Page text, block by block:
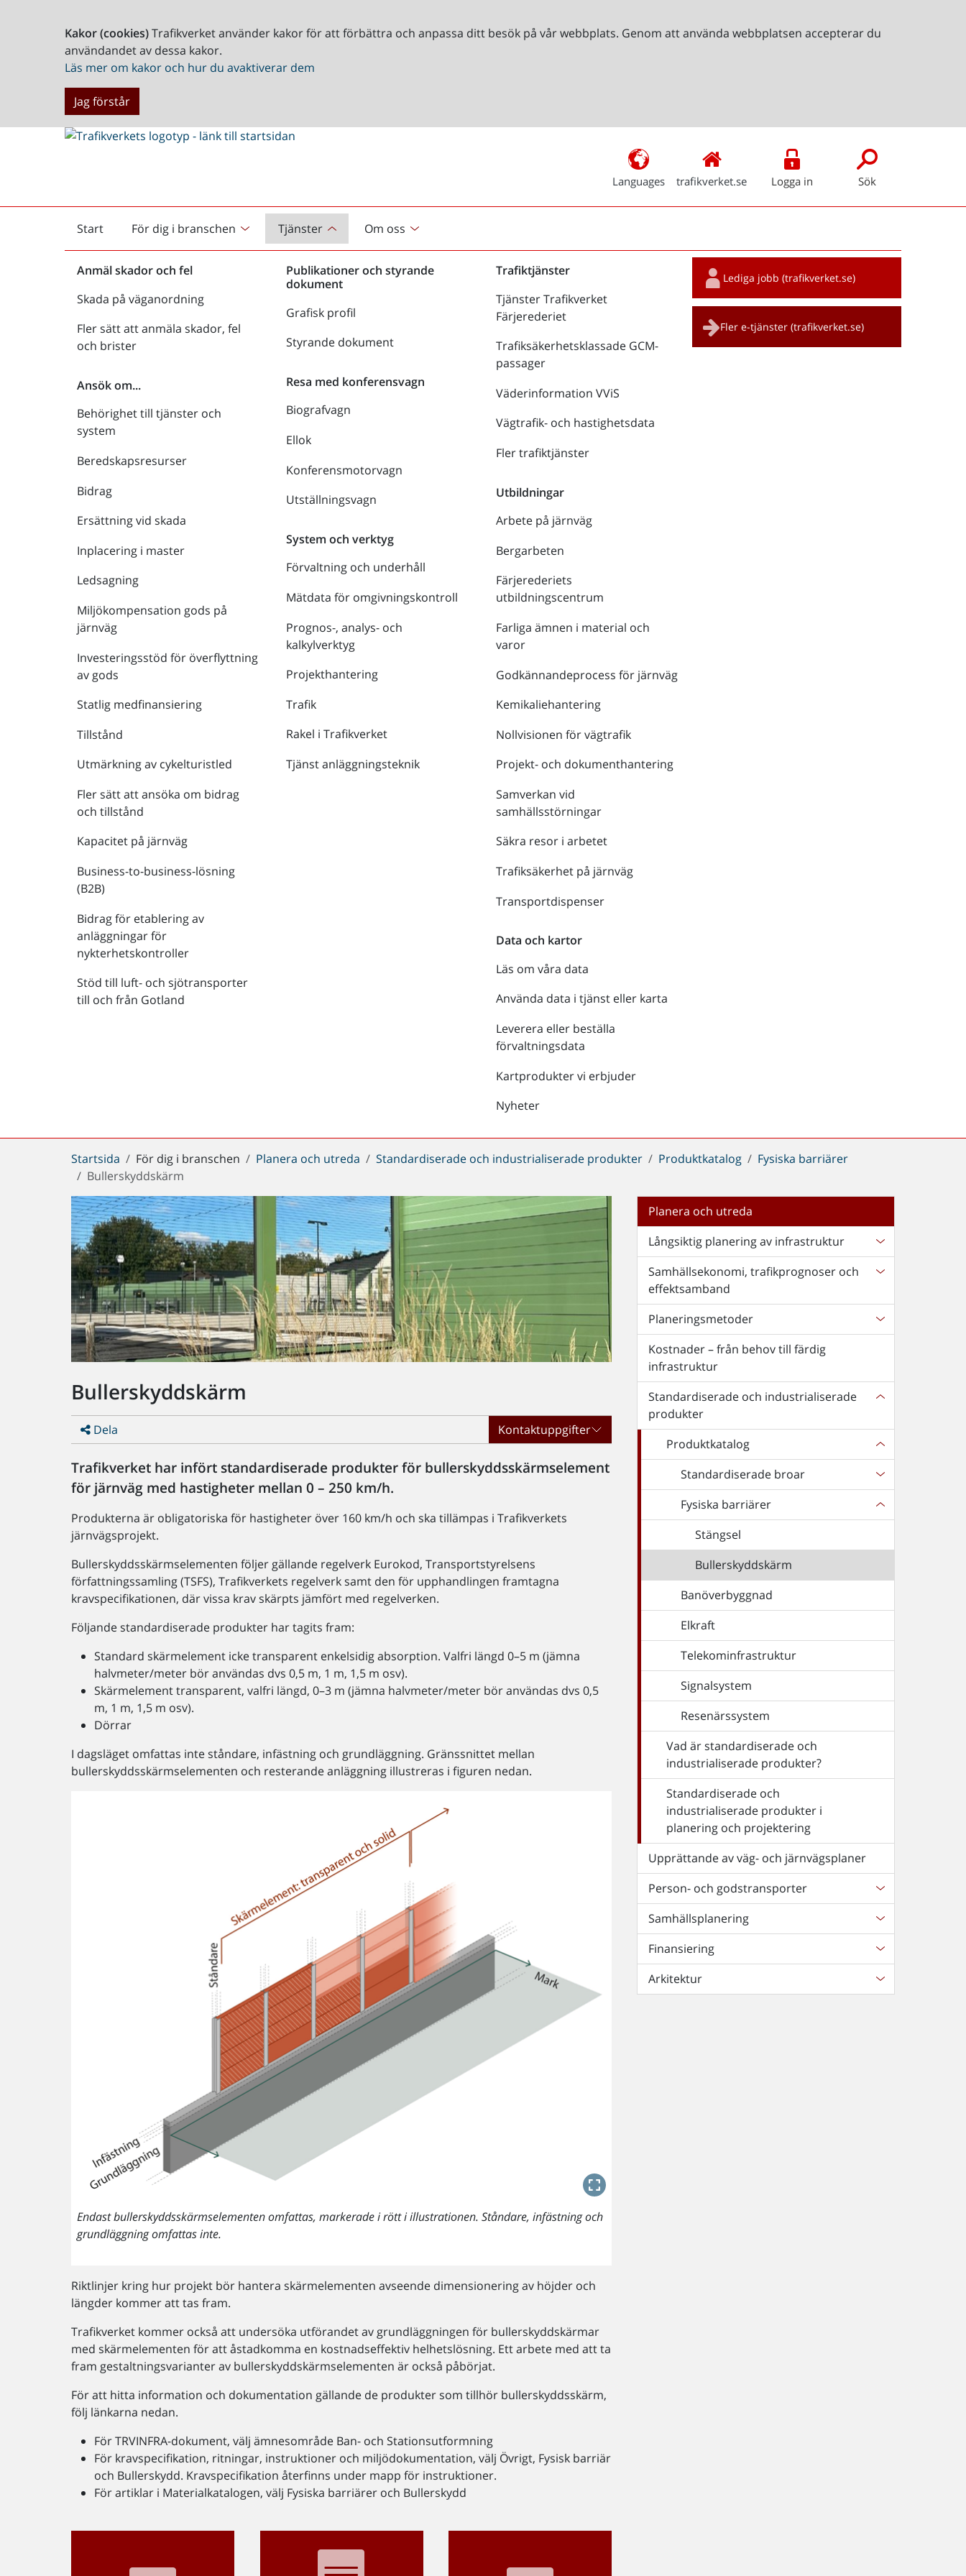
Kakor (cookies)Trafikverket använder kakor för att förbättra och anpassa ditt besök på vår webbplats. Genom att använda webbplatsen accepterar du
användandet av dessa kakor.
Läs mer om kakor och hur du avaktiverar dem
Jag förstår
Languages trafikverket.se Logga in Sök
Start
Startsida För dig i branschen Tjänster Om oss
Anmäl skador och fel
Skada på väganordning
Fler sätt att anmäla skador, fel
och brister
Ansök om...
Behörighet till tjänster och
system
Beredskapsresurser
Bidrag
Ersättning vid skada
Inplacering i master
Ledsagning
Miljökompensation gods på
järnväg
Investeringsstöd för överflyttning
av gods
Statlig medfinansiering
Tillstånd
Utmärkning av cykelturistled
Fler sätt att ansöka om bidrag
och tillstånd
Kapacitet på järnväg
Business-to-business-lösning
(B2B)
Bidrag för etablering av
anläggningar för
nykterhetskontroller
Stöd till luft- och sjötransporter
till och från Gotland
Publikationer och styrande
dokument
Grafisk profil
Styrande dokument
Resa med konferensvagn
Biografvagn
Ellok
Konferensmotorvagn
Utställningsvagn
System och verktyg
Förvaltning och underhåll
Mätdata för omgivningskontroll
Prognos-, analys- och
kalkylverktyg
Projekthantering
Trafik
Rakel i Trafikverket
Tjänst anläggningsteknik
Trafiktjänster
Tjänster Trafikverket
Färjerederiet
Trafiksäkerhetsklassade GCM-
passager
Väderinformation VViS
Vägtrafik- och hastighetsdata
Fler trafiktjänster
Utbildningar
Arbete på järnväg
Bergarbeten
Färjerederiets
utbildningscentrum
Farliga ämnen i material och
varor
Godkännandeprocess för järnväg
Kemikaliehantering
Nollvisionen för vägtrafik
Projekt- och dokumenthantering
Samverkan vid
samhällsstörningar
Säkra resor i arbetet
Trafiksäkerhet på järnväg
Transportdispenser
Data och kartor
Läs om våra data
Använda data i tjänst eller karta
Leverera eller beställa
förvaltningsdata
Kartprodukter vi erbjuder
Nyheter
Snabblänkar
Lediga jobb (trafikverket.se)
Fler e-tjänster (trafikverket.se)
Du
är
här:
Startsida För dig i branschen Planera och utreda Standardiserade och industrialiserade produkter Produktkatalog
Fysiska barriärer
Bullerskyddskärm
Bullerskyddskärm
Dela Kontaktuppgifter
Trafikverket har infört standardiserade produkter för bullerskyddsskärmselement
för järnväg med hastigheter mellan 0 – 250 km/h.
Produkterna är obligatoriska för hastigheter över 160 km/h och ska tillämpas i Trafikverkets
järnvägsprojekt.
Bullerskyddsskärmselementen följer gällande regelverk Eurokod, Transportstyrelsens
författningssamling (TSFS), Trafikverkets regelverk samt den för upphandlingen framtagna
kravspecifikationen, där vissa krav skärpts jämfört med regelverken.
Följande standardiserade produkter har tagits fram:
Standard skärmelement icke transparent enkelsidig absorption. Valfri längd 0–5 m (jämna
halvmeter/meter bör användas dvs 0,5 m, 1 m, 1,5 m osv).
Skärmelement transparent, valfri längd, 0–3 m (jämna halvmeter/meter bör användas dvs 0,5
m, 1 m, 1,5 m osv).
Dörrar
I dagsläget omfattas inte ståndare, infästning och grundläggning. Gränssnittet mellan
bullerskyddsskärmselementen och resterande anläggning illustreras i figuren nedan.
Endast bullerskyddsskärmselementen omfattas, markerade i rött i illustrationen. Ståndare, infästning och
grundläggning omfattas inte.
Riktlinjer kring hur projekt bör hantera skärmelementen avseende dimensionering av höjder och
längder kommer att tas fram.
Trafikverket kommer också att undersöka utförandet av grundläggningen för bullerskyddskärmar
med skärmelementen för att åstadkomma en kostnadseffektiv helhetslösning. Ett arbete med att ta
fram gestaltningsvarianter av bullerskyddskärmselementen är också påbörjat.
För att hitta information och dokumentation gällande de produkter som tillhör bullerskyddsskärm,
följ länkarna nedan.
För TRVINFRA-dokument, välj ämnesområde Ban- och Stationsutformning
För kravspecifikation, ritningar, instruktioner och miljödokumentation, välj Övrigt, Fysisk barriär
och Bullerskydd. Kravspecifikation återfinns under mapp för instruktioner.
För artiklar i Materialkatalogen, välj Fysiska barriärer och Bullerskydd
Planera och utreda
Långsiktig planering av infrastruktur
Samhällsekonomi, trafikprognoser och
effektsamband
Planeringsmetoder
Kostnader – från behov till färdig
infrastruktur
Standardiserade och industrialiserade
produkter
Produktkatalog
Standardiserade broar
Fysiska barriärer
Stängsel
Bullerskyddskärm
Banöverbyggnad
Elkraft
Telekominfrastruktur
Signalsystem
Resenärssystem
Vad är standardiserade och
industrialiserade produkter?
Standardiserade och
industrialiserade produkter i
planering och projektering
Upprättande av väg- och järnvägsplaner
Person- och godstransporter
Samhällsplanering
Finansiering
Arkitektur